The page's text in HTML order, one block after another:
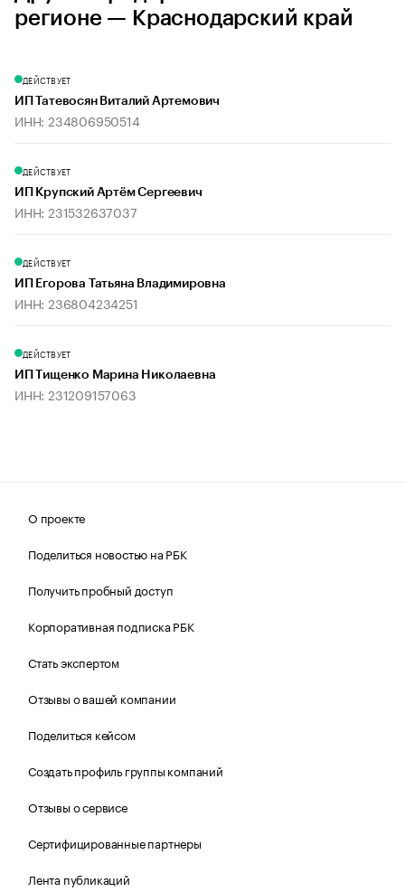
регионе — Краснодарский край
ДЕЙСТВУЕТ
ИП Татевосян Виталий Артемович
ИНН: 234806950514
ДЕЙСТВУЕТ
ИП Крупский Артём Сергеевич
ИНН: 231532637037
ДЕЙСТВУЕТ
ИП Егорова Татьяна Владимировна
ИНН: 236804234251
ДЕЙСТВУЕТ
ИП Тищенко Марина Николаевна
ИНН: 231209157063
О проекте
Поделиться новостью на РБК
Получить пробный доступ
Корпоративная подписка РБК
Стать экспертом
Отзывы о вашей компании
Поделиться кейсом
Создать профиль группы компаний
Отзывы о сервисе
Сертифицированные партнеры
Лента публикаций